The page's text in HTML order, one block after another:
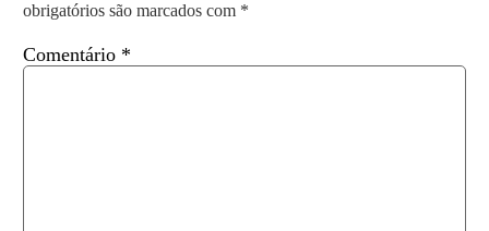
obrigatórios são marcados com *
Comentário *